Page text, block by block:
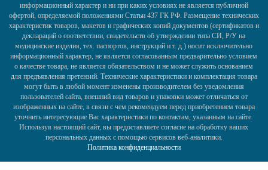
информационный характер и ни при каких условиях не является публичной
офертой, определяемой положениями Статьи 437 ГК РФ. Размещение технических
характеристик товаров, макетов и графических копий документов (сертификатов и
деклараций о соответствии, свидетельств об утверждении типа СИ, Р/У на
медицинские изделия, тех. паспортов, инструкций и т. д.) носит исключительно
информационный характер, не является согласованным предварительно условием
о качестве товара, не является обязательством и не может служить основанием
для предъявления претензий. Технические характеристики и комплектация товара
могут быть в любой момент изменены производителем без уведомления
пользователей сайта, внешний вид товаров и упаковки может отличаться от
изображенных на сайте, в связи с чем рекомендуем перед приобретением товара
уточнить интересующие Вас характеристики по контактам, указанным на сайте.
Используя настоящий сайт, вы предоставляете согласие на обработку ваших
персональных данных с помощью сервисов веб-аналитики.
Политика конфиденциальности